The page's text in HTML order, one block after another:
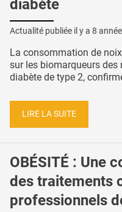
diabète
Actualité publiée il y a 8
La consommation de
sur les biomarqueurs
diabète de type 2,
LIRE LA SUITE
OBÉSITÉ : Une
des traitements
professionnels